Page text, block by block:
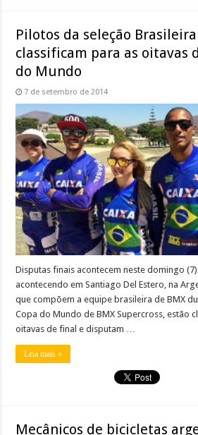
Pilotos da seleção Brasileira
classificam para as oitavas
do Mundo
7 de setembro de 2014
Disputas finais acontecem neste domingo
acontecendo em Santiago Del Estero, na
que compõem a equipe brasileira de BMX
Copa do Mundo de BMX Supercross, estão
oitavas de final e disputam …
Leia mais »
Mecânicos de bicicletas